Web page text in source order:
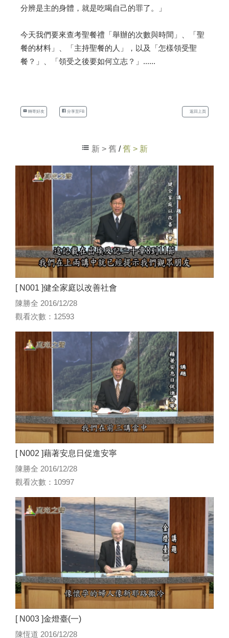
分辨是主的身體，就是吃喝自己的罪了。」
今天我們要來查考聖餐禮「舉辦的次數與時間」、「聖
餐的材料」、「主持聖餐的人」，以及「怎樣領受聖
餐？」、「領受之後要如何立志？」......
轉寄好友 分享至FB 返回上頁
新 > 舊 / 舊 > 新
[ N001 ]健全家庭以改善社會
陳勝全 2016/12/28
觀看次數：12593
[ N002 ]藉著安息日促進安寧
陳勝全 2016/12/28
觀看次數：10997
[ N003 ]金燈臺(一)
陳恆道 2016/12/28